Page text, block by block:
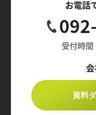
お電話
受付時
資料